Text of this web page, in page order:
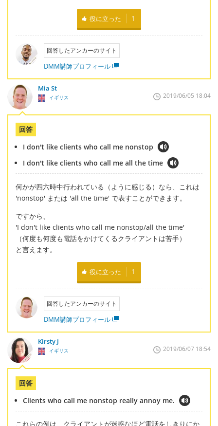
役に立った 1
回答したアンカーのサイト
DMM講師プロフィール
Mia St
イギリス 2019/06/05 18:04
回答
I don't like clients who call me nonstop
I don't like clients who call me all the time
何かが四六時中行われている（ように感じる）なら、これは
'nonstop' または 'all the time' で表すことができます。
ですから、
'I don't like clients who call me nonstop/all the time'
（何度も何度も電話をかけてくるクライアントは苦手）
と言えます。
役に立った 1
回答したアンカーのサイト
DMM講師プロフィール
Kirsty J
イギリス 2019/06/07 18:54
回答
Clients who call me nonstop really annoy me.
これらの例は、クライアントが迷惑なほど電話をしきりにか